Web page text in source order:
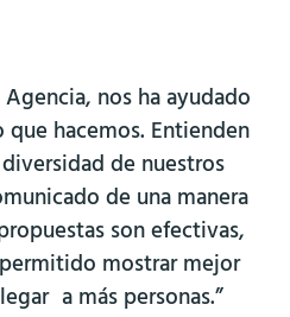
nos ha ayudado
hacemos. Entienden
de nuestros
de una manera
son efectivas,
mostrar mejor
a más personas.”